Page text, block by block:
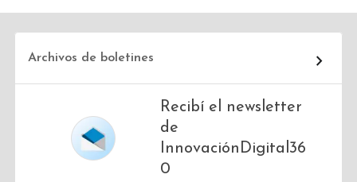
Archivos de boletines
Recibí el newsletter
de
InnovaciónDigital36
0